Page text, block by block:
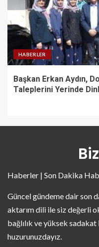
HABERLER
Başkan Erkan Aydın,
Taleplerini Yerinde
Haberler | Son Dakika
Güncel gündeme dair son
aktarım dili ile siz değerli
bağlılık ve yüksek
huzurunuzdayız.